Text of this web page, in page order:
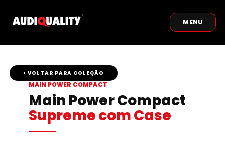
MENU
< VOLTAR PARA COLEÇÃO
MAIN POWER COMPACT
Main Power Compact
Supreme com Case